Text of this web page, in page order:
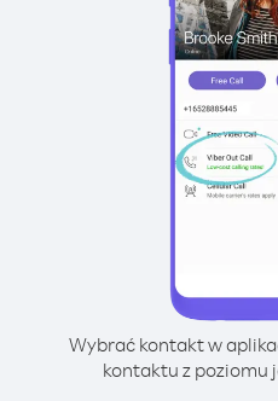
Wybrać kontakt w
kontaktu z poziomu